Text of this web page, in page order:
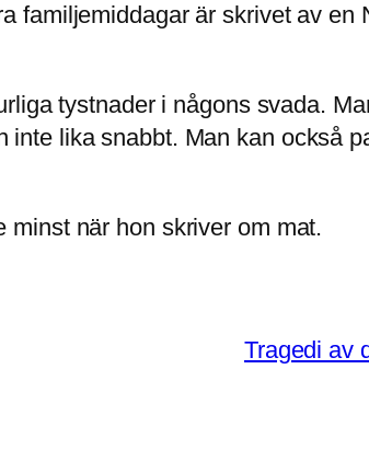
familjemiddagar är skrivet av en
tystnader i någons svada.
lika snabbt. Man kan också
minst när hon skriver om mat.
Tragedi av